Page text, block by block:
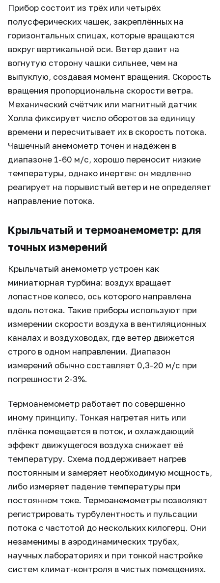
Прибор состоит из трёх или четырёх
полусферических чашек, закреплённых на
горизонтальных спицах, которые вращаются
вокруг вертикальной оси. Ветер давит на
вогнутую сторону чашки сильнее, чем на
выпуклую, создавая момент вращения. Скорость
вращения пропорциональна скорости ветра.
Механический счётчик или магнитный датчик
Холла фиксирует число оборотов за единицу
времени и пересчитывает их в скорость потока.
Чашечный анемометр точен и надёжен в
диапазоне 1-60 м/с, хорошо переносит низкие
температуры, однако инертен: он медленно
реагирует на порывистый ветер и не определяет
направление потока.
Крыльчатый и термоанемометр: для
точных измерений
Крыльчатый анемометр устроен как
миниатюрная турбина: воздух вращает
лопастное колесо, ось которого направлена
вдоль потока. Такие приборы используют при
измерении скорости воздуха в вентиляционных
каналах и воздуховодах, где ветер движется
строго в одном направлении. Диапазон
измерений обычно составляет 0,3-20 м/с при
погрешности 2-3%.
Термоанемометр работает по совершенно
иному принципу. Тонкая нагретая нить или
плёнка помещается в поток, и охлаждающий
эффект движущегося воздуха снижает её
температуру. Схема поддерживает нагрев
постоянным и замеряет необходимую мощность,
либо измеряет падение температуры при
постоянном токе. Термоанемометры позволяют
регистрировать турбулентность и пульсации
потока с частотой до нескольких килогерц. Они
незаменимы в аэродинамических трубах,
научных лабораториях и при тонкой настройке
систем климат-контроля в чистых помещениях.